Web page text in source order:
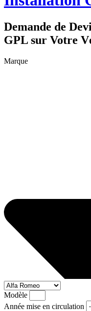
Demande de
GPL sur Votre
Marque
Modèle
Année mise en circulation